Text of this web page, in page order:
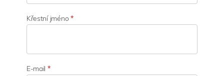
t
o
n
Křestní jméno*
E-mail *